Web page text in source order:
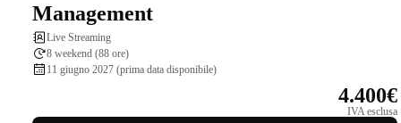
Management
Live Streaming
8 weekend (88 ore)
11 giugno 2027 (prima data disponibile)
4.400€
IVA esclusa